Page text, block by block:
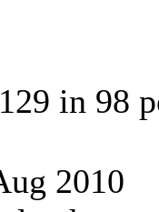
129 in 98
2010